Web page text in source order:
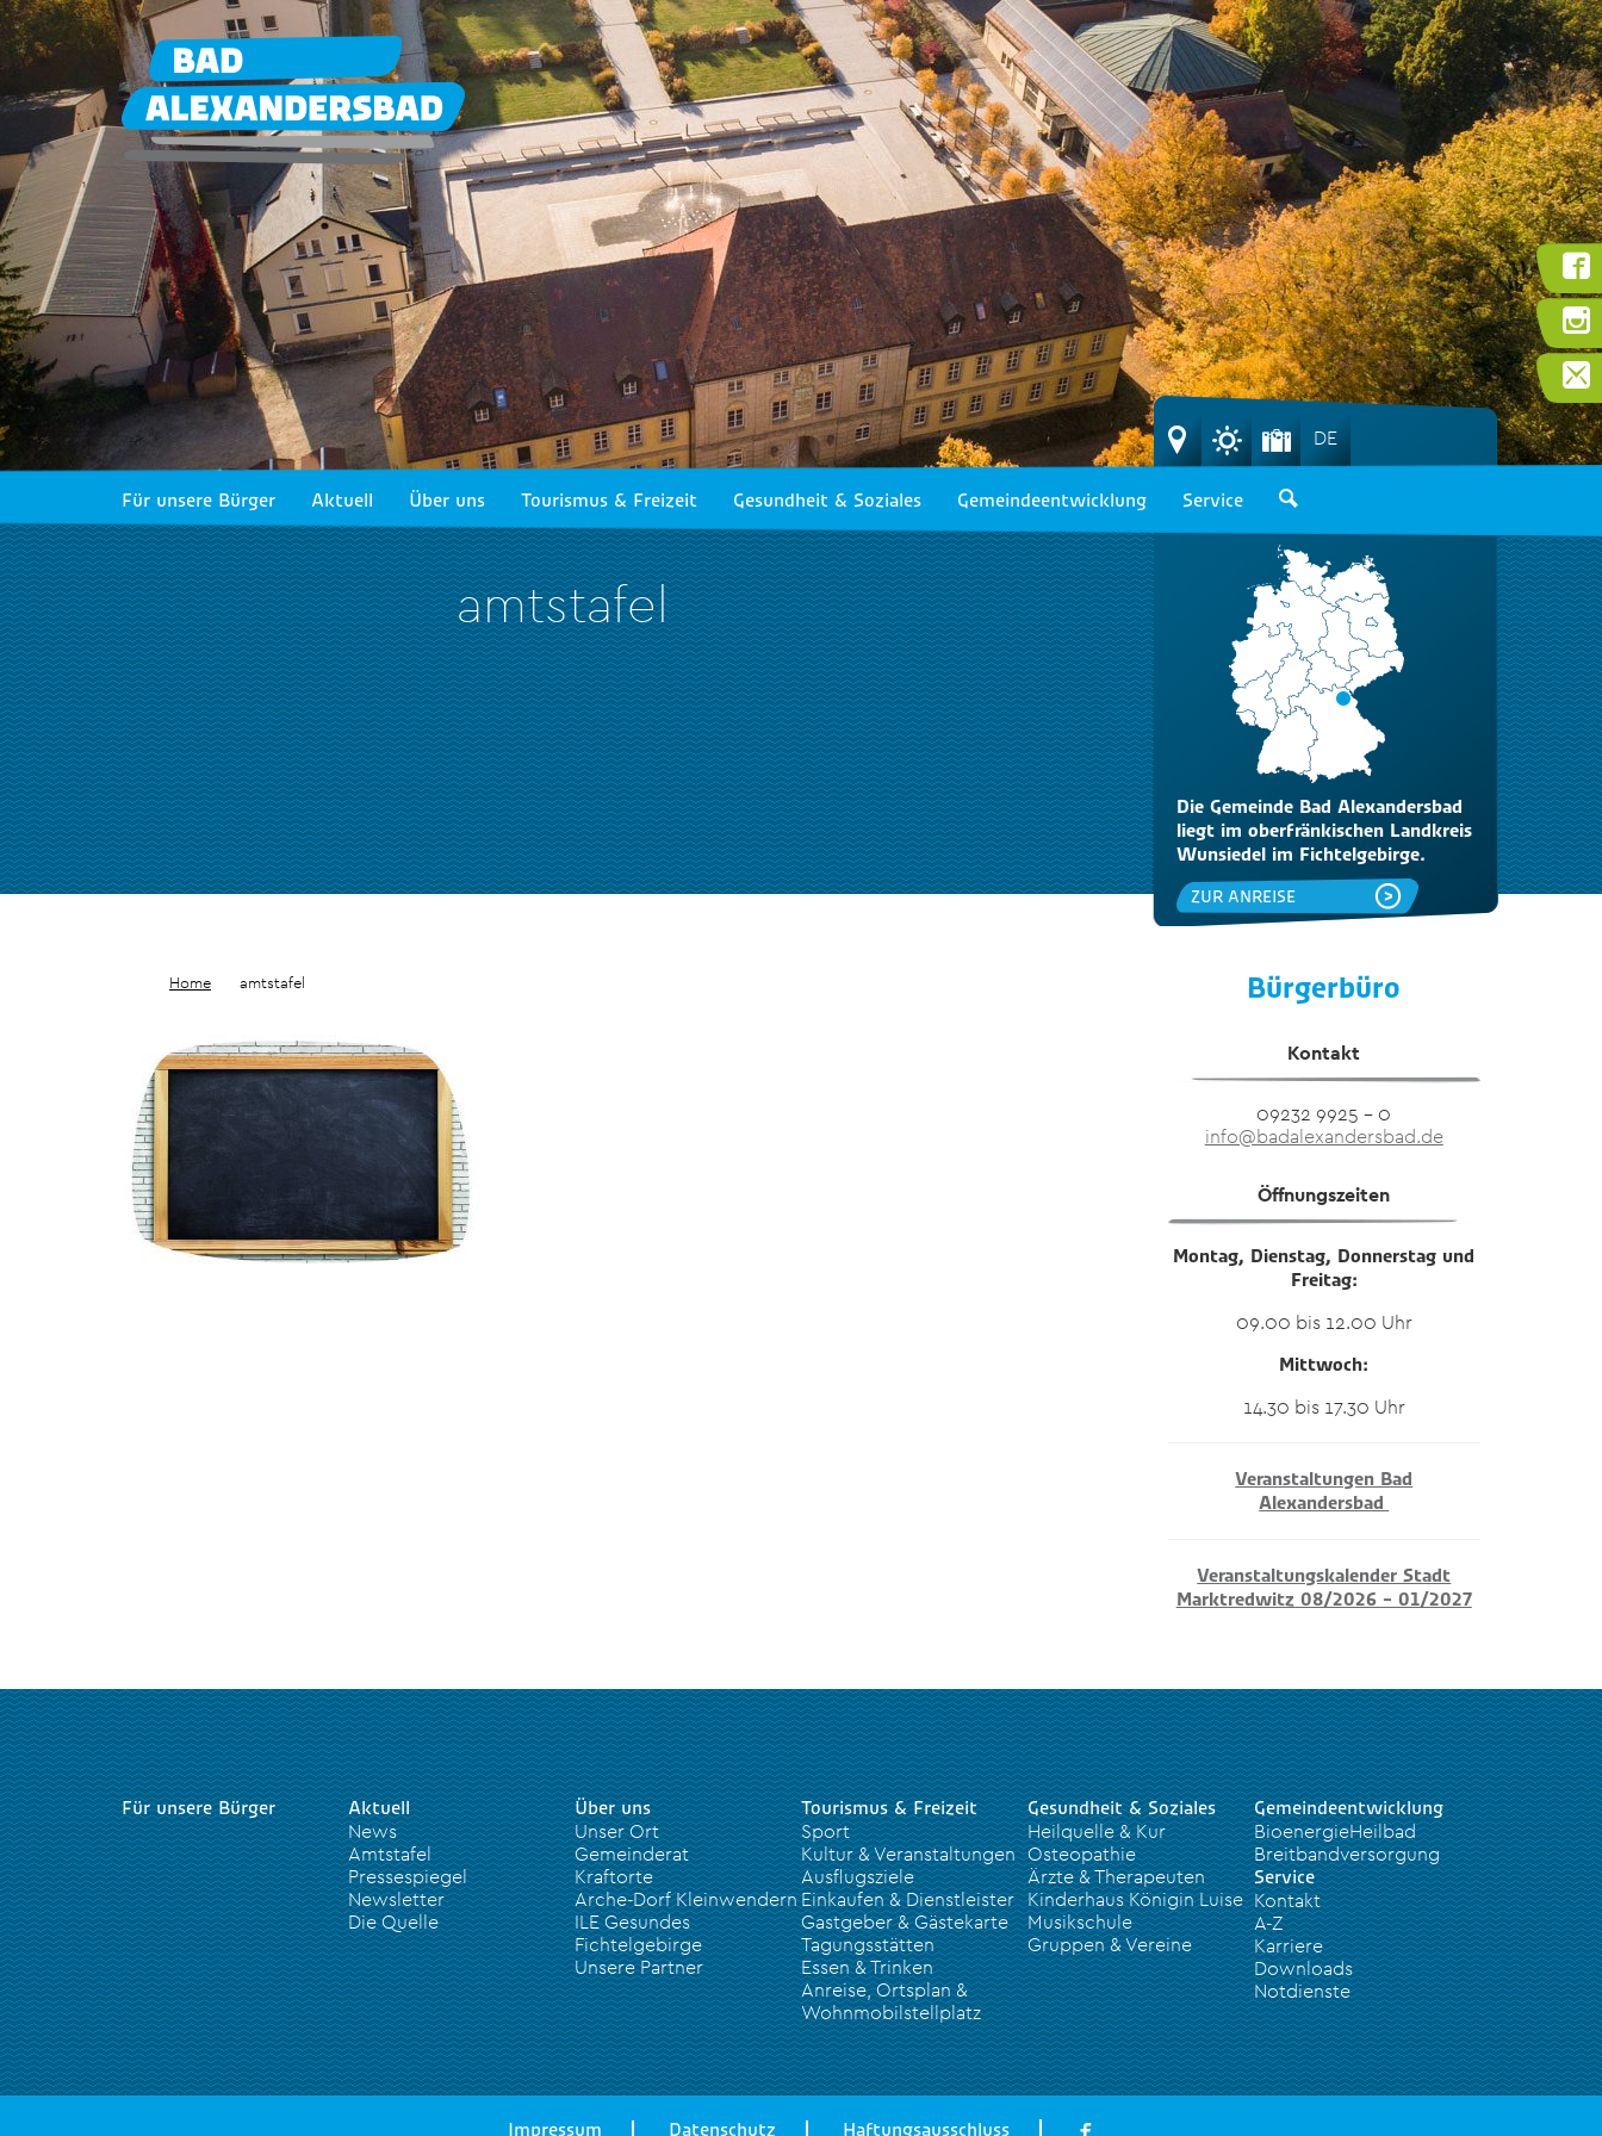
Für unsere Bürger Aktuell Über uns Tourismus & Freizeit Gesundheit & Soziales Gemeindeentwicklung Service
amtstafel
DE
Die Gemeinde Bad Alexandersbad
liegt im oberfränkischen Landkreis
Wunsiedel im Fichtelgebirge.
ZUR ANREISE
Home amtstafel Bürgerbüro
Kontakt
09232 9925 – 0
info@badalexandersbad.de
Öffnungszeiten
Montag, Dienstag, Donnerstag und
Freitag:
09.00 bis 12.00 Uhr
Mittwoch:
14.30 bis 17.30 Uhr
Veranstaltungen Bad
Alexandersbad
Veranstaltungskalender Stadt
Marktredwitz 08/2026 – 01/2027
Für unsere Bürger
Aktuell
News
Amtstafel
Pressespiegel
Newsletter
Die Quelle
Über uns
Unser Ort
Gemeinderat
Kraftorte
Arche-Dorf Kleinwendern
ILE Gesundes
Fichtelgebirge
Unsere Partner
Tourismus & Freizeit
Sport
Kultur & Veranstaltungen
Ausflugsziele
Einkaufen & Dienstleister
Gastgeber & Gästekarte
Tagungsstätten
Essen & Trinken
Anreise, Ortsplan &
Wohnmobilstellplatz
Gesundheit & Soziales
Heilquelle & Kur
Osteopathie
Ärzte & Therapeuten
Kinderhaus Königin Luise
Musikschule
Gruppen & Vereine
Gemeindeentwicklung
BioenergieHeilbad
Breitbandversorgung
Service
Kontakt
A-Z
Karriere
Downloads
Notdienste
Impressum Datenschutz Haftungsausschluss